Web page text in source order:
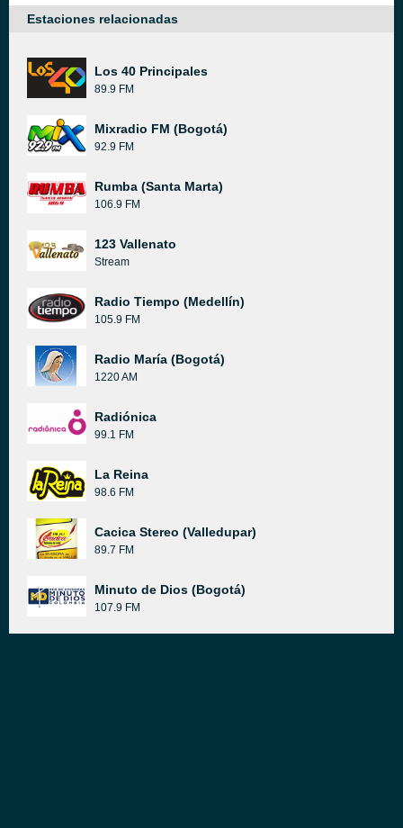
Estaciones relacionadas
Los 40 Principales
89.9 FM
Mixradio FM (Bogotá)
92.9 FM
Rumba (Santa Marta)
106.9 FM
123 Vallenato
Stream
Radio Tiempo (Medellín)
105.9 FM
Radio María (Bogotá)
1220 AM
Radiónica
99.1 FM
La Reina
98.6 FM
Cacica Stereo (Valledupar)
89.7 FM
Minuto de Dios (Bogotá)
107.9 FM